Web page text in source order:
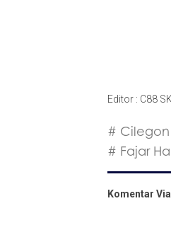
Editor : C88
# Cilegon
# Fajar
Komentar